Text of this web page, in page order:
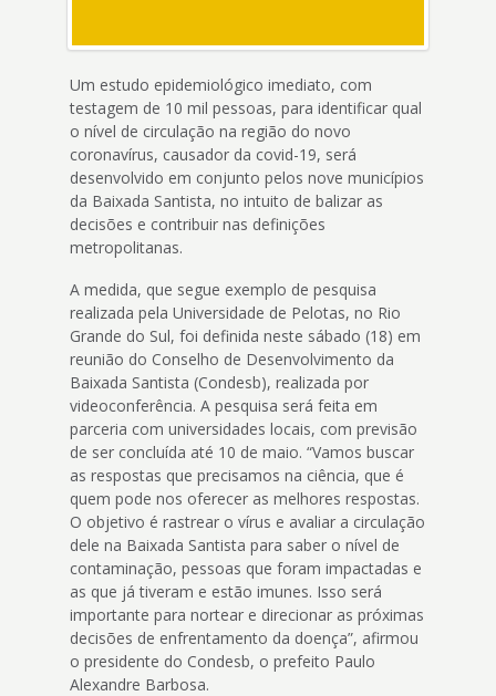
Um estudo epidemiológico imediato, com
testagem de 10 mil pessoas, para identificar qual
o nível de circulação na região do novo
coronavírus, causador da covid-19, será
desenvolvido em conjunto pelos nove municípios
da Baixada Santista, no intuito de balizar as
decisões e contribuir nas definições
metropolitanas.
A medida, que segue exemplo de pesquisa
realizada pela Universidade de Pelotas, no Rio
Grande do Sul, foi definida neste sábado (18) em
reunião do Conselho de Desenvolvimento da
Baixada Santista (Condesb), realizada por
videoconferência. A pesquisa será feita em
parceria com universidades locais, com previsão
de ser concluída até 10 de maio. “Vamos buscar
as respostas que precisamos na ciência, que é
quem pode nos oferecer as melhores respostas.
O objetivo é rastrear o vírus e avaliar a circulação
dele na Baixada Santista para saber o nível de
contaminação, pessoas que foram impactadas e
as que já tiveram e estão imunes. Isso será
importante para nortear e direcionar as próximas
decisões de enfrentamento da doença”, afirmou
o presidente do Condesb, o prefeito Paulo
Alexandre Barbosa.